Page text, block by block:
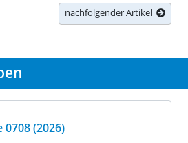
nachfolgender Artikel
0708 (2026)